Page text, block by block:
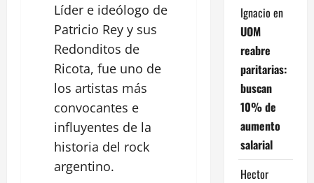
Líder e ideólogo de
Patricio Rey y sus
Redonditos de
Ricota, fue uno de
los artistas más
convocantes e
influyentes de la
historia del rock
argentino.
Ignacio en
UOM
reabre
paritarias:
buscan
10% de
aumento
salarial
Hector